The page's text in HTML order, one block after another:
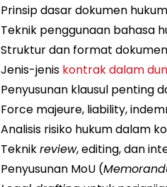
Prinsip dasar dokumen hukum
Teknik penggunaan bahasa
Struktur dan format
Jenis-jenis kontrak dalam
Penyusunan klausul penting
Force majeure, liability,
Analisis risiko hukum dalam
Teknikreview,editing, dan
Penyusunan MoU (